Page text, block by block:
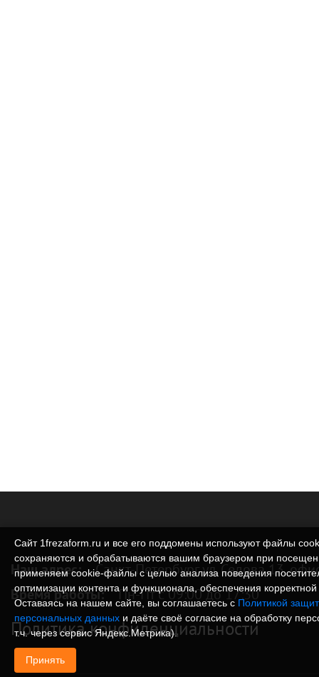
Наш адрес: Санкт-Петербург ул. Седова 13,
Время работы: Пн-Пт с 09:00 до 17:30
Политика конфиденциальности
Сайт 1frezaform.ru и все его поддомены используют файлы
сохраняются и обрабатываются вашим браузером при
применяем cookie‑файлы с целью анализа поведения
оптимизации контента и функционала, обеспечения
Оставаясь на нашем сайте, вы соглашаетесь с Политикой
персональных данных и даёте своё согласие на обработку
т.ч. через сервис Яндекс.Метрика).
Принять